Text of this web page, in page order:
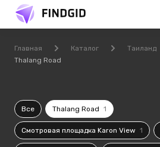
Главная Каталог Таиланд
Thalang Road
Все Thalang Road 1
Смотровая площадка Karon View 1